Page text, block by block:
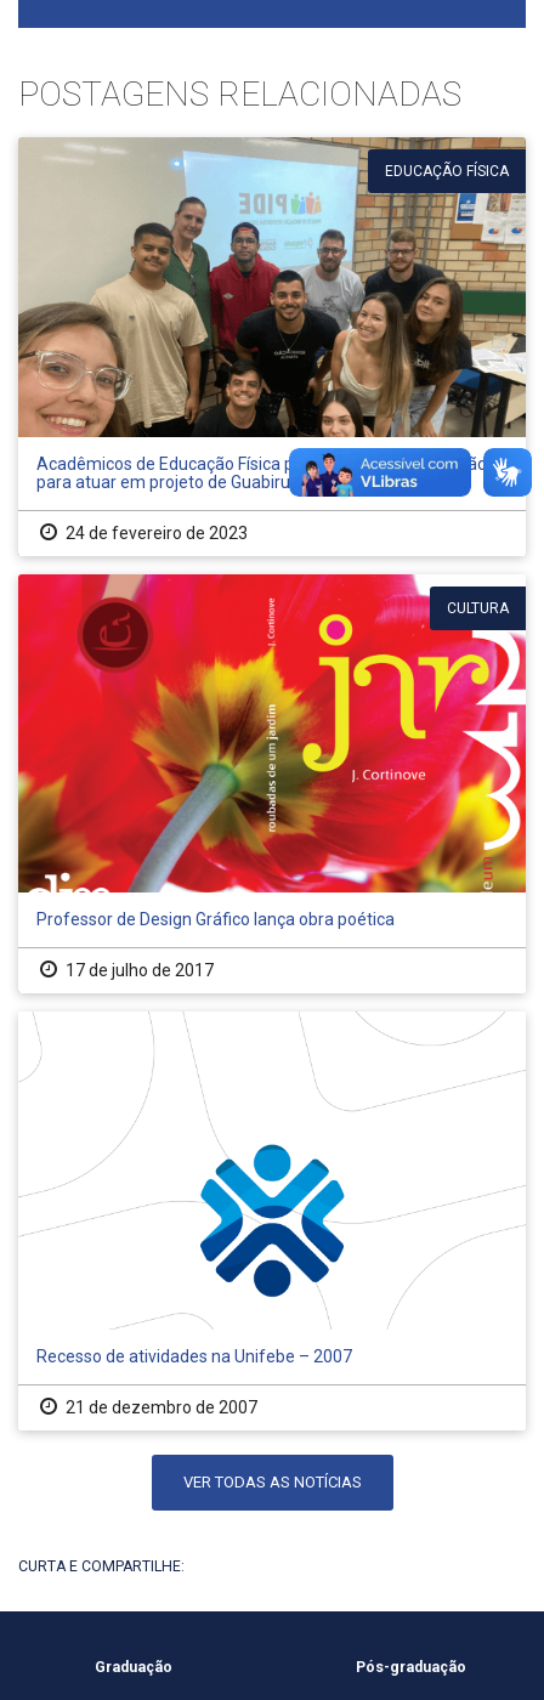
POSTAGENS RELACIONADAS
EDUCAÇÃO FÍSICA
Acadêmicos de Educação Física participam de capacitação
para atuar em projeto de Guabiruba e Gaspar
24 de fevereiro de 2023
CULTURA
Professor de Design Gráfico lança obra poética
17 de julho de 2017
Recesso de atividades na Unifebe – 2007
21 de dezembro de 2007
VER TODAS AS NOTÍCIAS
CURTA E COMPARTILHE:
Graduação Pós-graduação